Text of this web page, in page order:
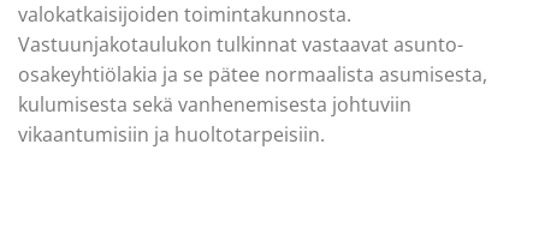
valokatkaisijoiden toimintakunnosta.
Vastuunjakotaulukon tulkinnat vastaavat asunto-
osakeyhtiölakia ja se pätee normaalista asumisesta,
kulumisesta sekä vanhenemisesta johtuviin
vikaantumisiin ja huoltotarpeisiin.